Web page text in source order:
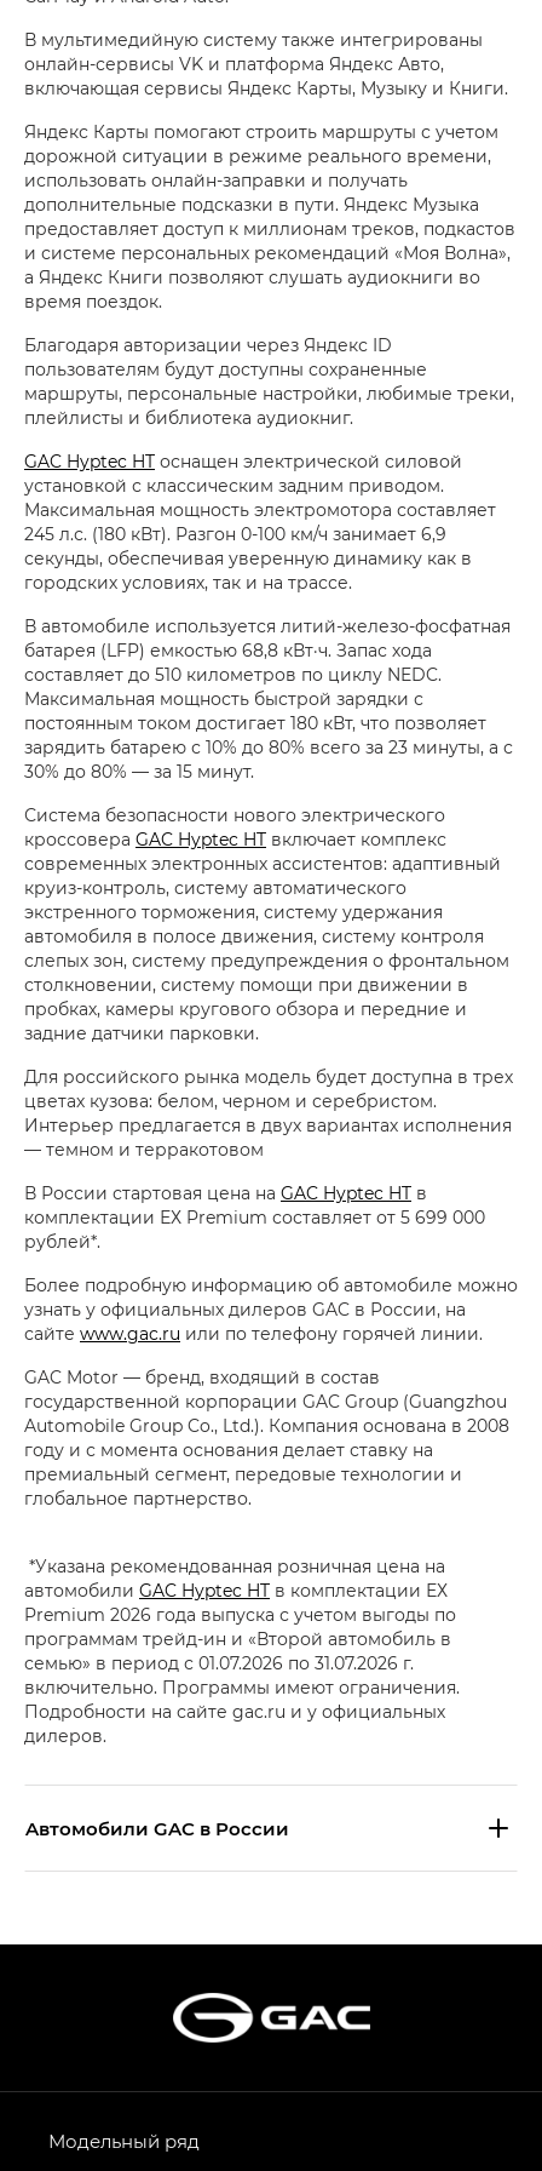
В мультимедийную систему также интегрированы
онлайн-сервисы VK и платформа Яндекс Авто,
включающая сервисы Яндекс Карты, Музыку и Книги.
Яндекс Карты помогают строить маршруты с учетом
дорожной ситуации в режиме реального времени,
использовать онлайн-заправки и получать
дополнительные подсказки в пути. Яндекс Музыка
предоставляет доступ к миллионам треков, подкастов
и системе персональных рекомендаций «Моя Волна»,
а Яндекс Книги позволяют слушать аудиокниги во
время поездок.
Благодаря авторизации через Яндекс ID
пользователям будут доступны сохраненные
маршруты, персональные настройки, любимые треки,
плейлисты и библиотека аудиокниг.
GAC Hyptec HT оснащен электрической силовой
установкой с классическим задним приводом.
Максимальная мощность электромотора составляет
245 л.с. (180 кВт). Разгон 0-100 км/ч занимает 6,9
секунды, обеспечивая уверенную динамику как в
городских условиях, так и на трассе.
В автомобиле используется литий-железо-фосфатная
батарея (LFP) емкостью 68,8 кВт·ч. Запас хода
составляет до 510 километров по циклу NEDC.
Максимальная мощность быстрой зарядки с
постоянным током достигает 180 кВт, что позволяет
зарядить батарею с 10% до 80% всего за 23 минуты, а с
30% до 80% — за 15 минут.
Система безопасности нового электрического
кроссовера GAC Hyptec HT включает комплекс
современных электронных ассистентов: адаптивный
круиз-контроль, систему автоматического
экстренного торможения, систему удержания
автомобиля в полосе движения, систему контроля
слепых зон, систему предупреждения о фронтальном
столкновении, систему помощи при движении в
пробках, камеры кругового обзора и передние и
задние датчики парковки.
Для российского рынка модель будет доступна в трех
цветах кузова: белом, черном и серебристом.
Интерьер предлагается в двух вариантах исполнения
— темном и терракотовом
В России стартовая цена на GAC Hyptec HT в
комплектации ЕХ Premium составляет от 5 699 000
рублей*.
Более подробную информацию об автомобиле можно
узнать у официальных дилеров GAC в России, на
сайте www.gac.ru или по телефону горячей линии.
GAC Motor — бренд, входящий в состав
государственной корпорации GAC Group (Guangzhou
Automobile Group Co., Ltd.). Компания основана в 2008
году и с момента основания делает ставку на
премиальный сегмент, передовые технологии и
глобальное партнерство.
*Указана рекомендованная розничная цена на
автомобили GAC Hyptec HT в комплектации ЕХ
Premium 2026 года выпуска с учетом выгоды по
программам трейд-ин и «Второй автомобиль в
семью» в период с 01.07.2026 по 31.07.2026 г.
включительно. Программы имеют ограничения.
Подробности на сайте gac.ru и у официальных
дилеров.
Aвтомобили GAC в России
Эс Икс ПРЕМИУМ — SX PREMIUM
S7 — Эс 7 (S7) в комплектациях
Эс Икс ПРЕМИУМ — SX PREMIUM, Эс Тэ — ST
в комплектации Экс ПРЕМИУМ — EX PREMIUM
AION V — Айон Ви в комплектациях Экс — EX,
Модельный ряд